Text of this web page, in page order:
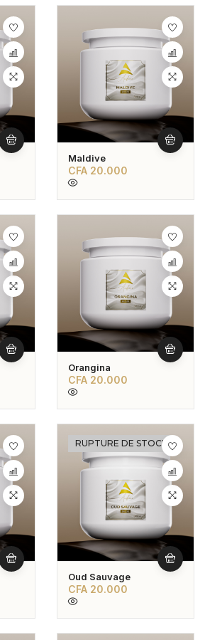
Maldive
CFA 20.000
Orangina
CFA 20.000
RUPTURE DE STOCK
Oud Sauvage
CFA 20.000